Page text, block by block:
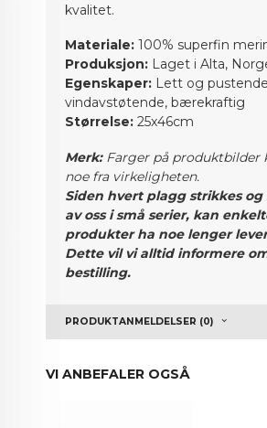
kvalitet.
Materiale: 100% superfin
Produksjon: Laget i Alta,
Egenskaper: Lett og
vindavstøtende, bærekraftig
Størrelse: 25x46cm
Merk:Farger på produktbilder
noe fra virkeligheten.
Siden hvert plagg strikkes
av oss i små serier, kan
produkter ha noe lenger
Dette vil vi alltid informere
bestilling.
PRODUKTANMELDELSER (0)
VI ANBEFALER OGSÅ